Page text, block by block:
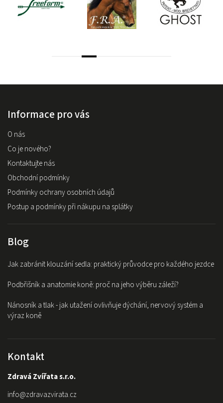
Informace pro vás
O nás
Co je nového?
Kontaktujte nás
Obchodní podmínky
Podmínky ochrany osobních údajů
Postup a podmínky při nákupu na splátky
Blog
Jak zabránit klouzání sedla: praktický průvodce pro každého jezdce
Podbřišník a anatomie koně: proč na jeho výběru záleží?
Nánosník a tlak - jak utažení ovlivňuje dýchání, nervový systém a
výraz koně
Kontakt
Zdravá Zvířata s.r.o.
info@zdravazvirata.cz